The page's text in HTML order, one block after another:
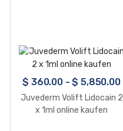
$ 360.00-$ 5,850.00
Juvederm Volift Lidocain 2
x 1ml online kaufen